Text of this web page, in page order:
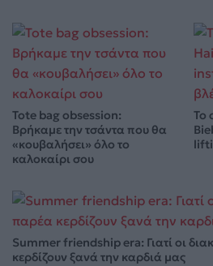
Tote bag obsession:
Βρήκαμε την τσάντα που θα
«κουβαλήσει» όλο το
καλοκαίρι σου
Το
Summer friendship era: Γιατί οι
κερδίζουν ξανά την καρδιά μας